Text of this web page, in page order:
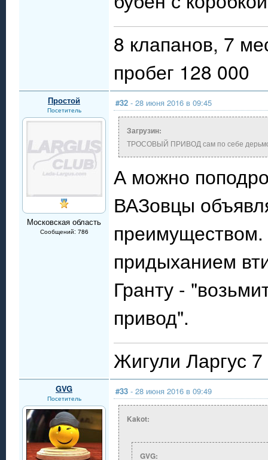
8 клапанов, 7
пробег 128 000
Простой
Посетитель
Московская область
Сообщений: 786
#32 - 28 июня 2016 в 09:45
Загрузин:
ТРОСОВЫЙ ПРИВОД сам по себе
А можно
ВАЗовцы
придыханием
Гранту -
привод".
Жигули Ларгус
GVG
Посетитель
#33 - 28 июня 2016 в 09:49
Kakot:
GVG: